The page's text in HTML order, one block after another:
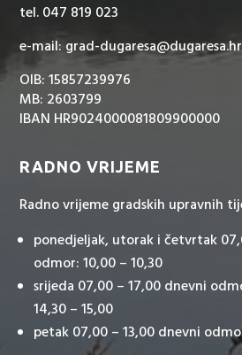
tel. 047 819 023
e-mail: grad-dugaresa@dugaresa.hr
OIB: 15857239976
MB: 2603799
IBAN HR9024000081809900000
RADNO VRIJEME
Radno vrijeme gradskih upravnih
ponedjeljak, utorak i četvrtak
odmor: 10,00 – 10,30
srijeda 07,00 – 17,00 dnevni
14,30 – 15,00
petak 07,00 – 13,00 dnevni